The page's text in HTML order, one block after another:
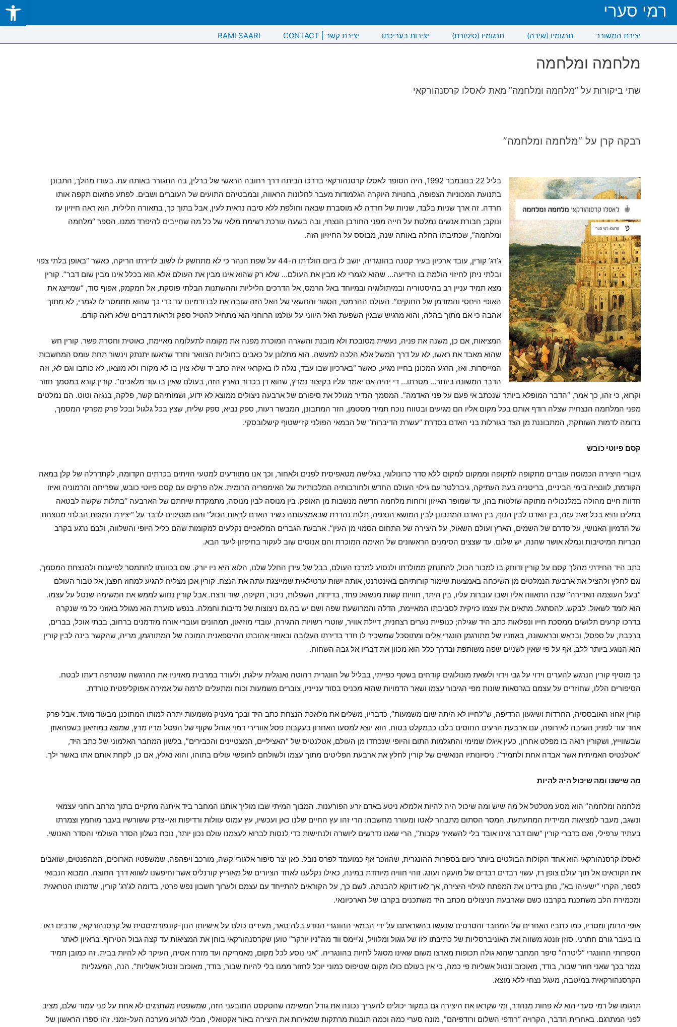
Open toolbar
Skip
רמי סערי
RAMI SAARI CONTACT | יצירת קשר יצירות בעריכתו תרגומיו (סיפורת) תרגומיו (שירה) יצירת המשורר
מלחמה ומלחמה
שתי ביקורות על “מלחמה ומלחמה” מאת לאסלו קרסנהורקאי
רבקה קרן על “מלחמה ומלחמה”
בליל 22 בנובמבר 1992, היה הסופר לאסלו קרסנהורקאי בדרכו הביתה דרך רחובה הראשי של ברלין, בה התגורר באותה עת. בעודו מהלך, התבונן
בתנועת המכוניות הצפופה, בחנויות היוקרה הגלמודות מעבר לחלונות הראווה, ובמבטיהם התועים של העוברים ושבים. לפתע פתאום תקפה אותו
חרדה. זה ארך שניות בלבד, שניות של חרדה לא מוסברת שבאה וחולפת ללא סיבה נראית לעין, אבל בתוך כך, בתאורה הלילית, הוא ראה חיזיון עז
ונוקב; חבורת אנשים נמלטת על חייה מפני החורבן הנצחי, ובה בשעה עורכת רשימת מלאי של כל מה שחייבים להיפרד ממנו. הספר “מלחמה
ומלחמה”, שכתיבתו החלה באותה שנה, מבוסס על החיזיון הזה.
ג’רג’ קורין, עובד ארכיון בעיר קטנה בהונגריה, יושב לו ביום הולדתו ה-44 על שפת הנהר כי לא מתחשק לו לשוב לדירתו הריקה, כאשר “באופן בלתי צפוי
ובלתי ניתן לחיזוי הולמת בו הידיעה… שהוא לגמרי לא מבין את העולם… שלא רק שהוא אינו מבין את העולם אלא הוא בכלל אינו מבין שום דבר”. קורין
מצא תמיד עניין רב בהיסטוריה ובמיתולוגיה ובמיוחד באל הרמס, אל הדרכים הליליות וההשתנות הבלתי פוסקת, אל חמקמק, אפוף סוד, “שמייצג את
האופי היחסי והמזדמן של החוקים”. העולם ההרמטי, הסגור והחשאי של האל הזה שובה את לבו ודמיונו עד כדי כך שהוא מתמסר לו לגמרי, לא מתוך
אהבה כי אם מתוך בהלה, והוא מרגיש שבגין השפעת האל היווני על עולמו הרוחני הוא מתחיל להטיל ספק ולראות דברים שלא ראה קודם.
המציאות, אם כן, משנה את פניה, נעשית מסובכת ולא מובנת והשגרה המוכרת מפנה את מקומה לתעלומה מאיימת, כאוטית וחסרת פשר. קורין חש
שהוא מאבד את ראשו, לא על דרך המשל אלא הלכה למעשה. הוא מתלונן על כאבים בחוליות הצוואר וחרד שראשו יתנתק וינשור תחת עומס המחשבות
המייסרות. ואז, הרגע המכונן בחייו מגיע, כאשר “בארכיון שבו עבד, נגלה לו באקראי איזה כתב יד שלא צוין בו לא מקורו ולא מוצאו, לא כותבו וגם לא, וזה
הדבר המשונה ביותר… מטרתו… די יהיה אם יאמר עליו בקיצור נמרץ, שהוא דן בכדור הארץ הזה, בעולם שאין בו עוד מלאכים”. קורין קורא במסמך חזור
וקרוא, כי זהו, כך אמר, “הדבר המופלא ביותר שנכתב אי פעם על פני האדמה”. המסמך הנדיר מגולל את סיפורם של ארבעה ניצולים ממוצא לא ידוע, ושמותיהם קשר, פלקה, בנגזה וטוט. הם נמלטים
מפני המלחמה הנצחית שצלה רודף אותם בכל מקום אליו הם מגיעים ובטווח נוכח תמיד מסטמן, הזר המתבונן, המבשר רעות, ספק נביא, ספק שליח, שצץ בכל גלגול ובכל פרק מפרקי המסמך,
בדומה לדמות השותקת, המתבוננת מן הצד בגורלות בני האדם בסדרת “עשרת הדיברות” של הבמאי הפולני קז’ישטוף קישלובסקי.
קסם פיוטי כובש
גיבורי היצירה הכמוסה עוברים מתקופה לתקופה וממקום למקום ללא סדר כרונולוגי, בגלישה מטאפיסית לפנים ולאחור, וכך אנו מתוודעים למטעי הזיתים בכרתים הקדומה, לקתדרלה של קלן במאה
הקודמת, לוונציה בימי הביניים, בריטניה בעת העתיקה, גיברלטר עם גילוי העולם החדש ולחורבותיה המלכותיות של האימפריה הרומית. אלה פרקים עם קסם פיוטי כובש, שפריחה והרמוניה ואיזו
חדוות חיים מהולה במלנכוליה מתוקה שולטות בהן, עד שמופר האיזון ורוחות מלחמה חדשה מנשבות מן האופק. בין מנוסה לבין מנוסה, מתמקדת שיחתם של הארבעה “בתלות שקשה לבטאה
במלים והיא בכל זאת עזה, בין האדם לבין הנוף, בין האדם המתבונן לבין המושא הנצפה, תלות נהדרת שבאמצעותה כשיר האדם לראות הכול” והם מוסיפים לדבר על “יצירת המופת הבלתי מנוצחת
של הדמיון האנושי, על סדרם של השמים, הארץ ועולם השאול, על היצירה של התחום הסמוי מן העין”. ארבעת הגברים המלאכיים נקלעים למקומות שהם כליל היופי והשלווה, ולבם נרגע בקרב
הבריות המיטיבות ונמלא אושר שהנה, יש שלום. עד שצצים הסימנים הראשונים של האימה המוכרת והם אנוסים שוב לעקור בחיפזון ליעד הבא.
כתב היד החידתי מהלך קסם על קורין ודוחק בו למכור הכול, להתנתק ממולדתו ולנסוע למרכז העולם, בבל של עידן החלל שלנו, הלוא היא ניו יורק. שם בכוונתו להתמסר לפיענוח ולהנצחת המסמך,
וגם לחלץ ולהציל את ארבעת הנמלטים מן השיכחה באמצעות שימור קורותיהם באינטרנט, אותה ישות ערטילאית שמייצגת עתה את הנצח. קורין אכן מצליח להגיע למחוז חפצו, אל טבור העולם
“בעל העוצמה האדירה” שכה התאווה אליו ושבו עוברות עליו, בין היתר, חוויות קשות מנשוא: פחד, בדידות, השפלות, ניכור, תקיפה, שוד ורצח. אבל קורין נחוש לממש את המשימה שנטל על עצמו.
הוא לומד לשאול. לבקש. להסתגל. מתאים את עצמו כזיקית לסביבתו המאיימת, הדלה והמרושעת שפה ושם יש בה גם ניצוצות של נדיבות וחמלה. בנפש סוערת הוא מגולל באוזני כל מי שנקרה
בדרכו קרעים תלושים ממסכת חייו ונפלאות כתב היד שגילה; כנופיית נערים רצחנית, דיילת אוויר, שוטרי רשויות ההגירה, עובדי מוזיאון, תמהונים ועוברי אורח מזדמנים ברחוב, בבתי אוכל, בברים,
ברכבת, על ספסל, ובראש ובראשונה, באוזניו של מתורגמן הונגרי אלים ומתוסכל שמשכיר לו חדר בדירתו העלובה ובאוזני אהובתו ההיספאנית המוכה של המתורגמן, מריה, שהקשר בינה לבין קורין
הוא הנוגע ביותר ללב, אף על פי שאין לשניים שפה משותפת ובדרך כלל הוא מכוון את דבריו אל גבה השחוח.
כך מוסיף קורין הנרגש להערים וידוי על גבי וידוי ולשאת מונולוגים קודחים בשטף כפייתי, בבליל של הונגרית רהוטה ואנגלית עילגת, ולעורר במרבית מאזיניו את ההרגשה שנטרפה דעתו לבטח.
הסיפורים הללו, שחוזרים על עצמם בגרסאות שונות מפי הגיבור עצמו ושאר הדמויות שהוא מכניס בסוד ענייניו, צוברים משמעות וכוח ומתעלים לרמה של אמירה אפוקליפטית טורדת.
קורין אחוז האובססיה, החרדות ושיגעון הרדיפה, ש”לחייו לא היתה שום משמעות”, כדבריו, משלים את מלאכת הנצחת כתב היד ובכך מעניק משמעות יתרה למותו המתוכנן מבעוד מועד. אבל פרק
אחד עוד לפניו; השיבה לאירופה, עם ארבעת הרעים החוסים בלבו כבמקלט בטוח. הוא יוצא למסעו האחרון בעקבות פסל אוורירי דמוי אוהל שקוף של הפסל מריו מרץ, שמוצג במוזיאון בשפהאוזן
שבשווייץ, ושקורין רואה בו מפלט אחרון, כעין איגלו שמימי והתגלמות התום והיופי שנכחדו מן העולם, אטלנטיס של “האציליים, המצטיינים והכבירים”, בלשון המחבר האלמוני של כתב היד,
“אטלנטיס האמיתית אשר אבדה אחת ולתמיד”. ניסיונותיו הנואשים של קורין לחלץ את ארבעת הפליטים מתוך עצמו ולשולחם לחופשי עולים בתוהו, והוא נאלץ, אם כן, לקחת אותם אתו באשר ילך.
מה שישנו ומה שיכול היה להיות
מלחמה ומלחמה” הוא מסע מטלטל אל מה שיש ומה שיכול היה להיות אלמלא ניטע באדם זרע הפורענות. המבוך המיתי שבו מוליך אותנו המחבר ביד איתנה מתקיים בתוך מרחב רוחני עצמאי
ונשגב, מעבר למציאות המיידית המתעתעת. המסר הסתום מתבהר לאטו ומעורר מחשבה: הרי זהו עץ החיים שלנו כאן ועכשיו, עץ עמוס עוולות ורדיפות ואי-צדק ששורשיו בעבר מוחמץ וצמרתו
בעתיד ערפילי, ואם כדברי קורין “שום דבר אינו אובד בלי להשאיר עקבות”, הרי שאנו נדרשים ליושרה ולנחישות כדי לנסות לברוא לעצמנו עולם נכון יותר, נוכח כשלון הסדר העולמי והסדר האנושי.
לאסלו קרסנהורקאי הוא אחד הקולות הבולטים ביותר כיום בספרות ההונגרית, שהוזכר אף כמועמד לפרס נובל. כאן יצר סיפור אלגורי קשה, מורכב ויפהפה, שמשפטיו הארוכים, המהפנטים, שואבים
את הקוראים אל תוך עולם צופן רז, עשוי רבדים רבדים של מועקה ועונג. זוהי חוויה מיוחדת במינה, כאילו נקלענו לאחד הציורים של מאוריץ קורנליס אשר וחיפשנו לשווא דרך החוצה. המבוא הנבואי
לספר, הקרוי “ישעיהו בא”, נותן בידינו את המפתח לגילוי היצירה, אך לאו דווקא להבנתה. לשם כך, על הקוראים להתייחד עם עצמם ולערוך חשבון נפש פרטי, בדומה לג’רג’ קורין, שדמותו הטראגית
ומכמירת הלב משתכנת בקרבנו כשם שארבעת הניצולים מכתב היד משתכנים בקרבו של הארכיונאי.
אופי הרומן ומסריו, כמו כתביו האחרים של המחבר והסרטים שנעשו בהשראתם על ידי הבמאי ההונגרי הנודע בלה טאר, מעידים כולם על אישיותו הנון-קונפורמיסטית של קרסנהורקאי, שרבים ראו
בו בעבר גורם חתרני. סוזן זונטג משווה את האוניברסליות של כתיבתו לזו של גוגול ומלוויל, וג’יימס ווד מה”ניו יורקר” טוען שקרסנהורקאי בוחן את המציאות עד קצה גבול הטירוף. בראיון לאתר
הספרותי ההונגרי “ליטרה” סיפר המחבר שהוא גולה תכופות מארצו משום שאינו מסוגל לחיות בהונגריה. “אני נוסע לכל מקום, מאמריקה ועד מזרח אסיה, העיקר לא להיות בבית. זה כמובן תמיד
נגמר בכך שאני חוזר שבור, בודד, מאוכזב ונטול אשליות פי כמה, כי אין בעולם כולו מקום שטיפוס כמוני יוכל לחזור ממנו בלי להיות שבור, בודד, מאוכזב ונטול אשליות”. הנה, המעגליות
הקרסנהורקאית במיטבה, מעגל נצחי ללא מוצא.
תרגומו של רמי סערי הוא לא פחות מנהדר, ומי שקראו את היצירה גם במקור יכולים להעריך נכונה את גודל המשימה שהטקסט התובעני הזה, שמשפטיו משתרגים לא אחת על פני עמוד שלם, מציב
לפני המתרגם. באחרית הדבר, הקרויה “רודפי השלום ורודפיהם”, מונה סערי כמה וכמה תובנות מרתקות שמאירות את היצירה באור אקטואלי, מבלי לגרוע מערכה העל-זמני. זהו ספרו הראשון של